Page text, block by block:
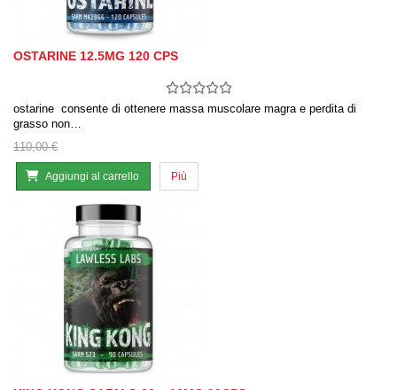
OSTARINE 12.5MG 120 CPS
ostarine consente di ottenere massa muscolare magra e perdita di
grasso non…
110,00 €
Aggiungi al carrello Più